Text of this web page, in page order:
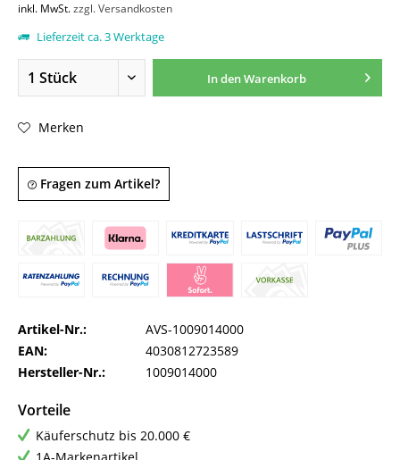
inkl. MwSt.zzgl. Versandkosten
Lieferzeit ca. 3 Werktage
In denWarenkorb
Merken
Fragen zum Artikel?
Artikel-Nr.:
AVS-1009014000
EAN:
4030812723589
Hersteller-Nr.:
1009014000
Vorteile
Käuferschutz bis 20.000 €